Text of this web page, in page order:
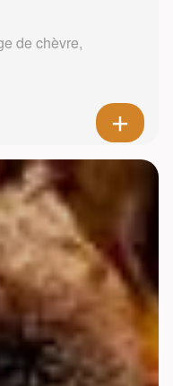
de chèvre,